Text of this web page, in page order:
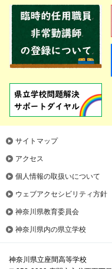
サイトマップ
アクセス
個人情報の取扱いについて
ウェブアクセシビリティ方針
神奈川県教育委員会
神奈川県内の県立学校
神奈川県立座間高等学校